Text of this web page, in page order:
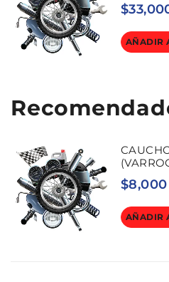
$
AÑADIR
$8,000
AÑADIR